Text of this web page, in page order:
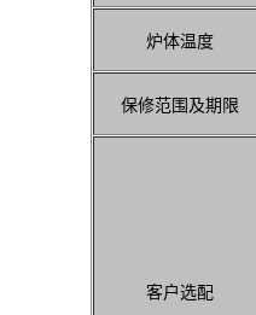
炉体温度
保修范围及期限
客户选配